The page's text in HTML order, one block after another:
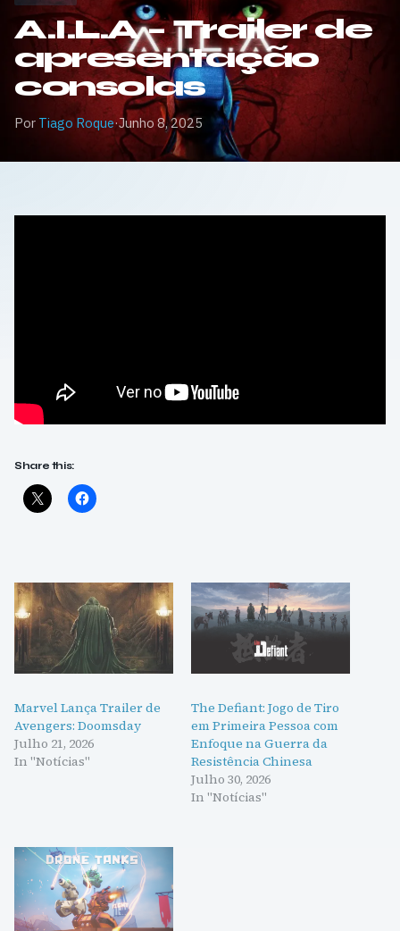
A.I.L.A – Trailer de
apresentação
consolas
Por Tiago Roque·Junho 8, 2025
Share this:
Marvel Lança Trailer de
Avengers: Doomsday
Julho 21, 2026
In "Notícias"
The Defiant: Jogo de Tiro
em Primeira Pessoa com
Enfoque na Guerra da
Resistência Chinesa
Julho 30, 2026
In "Notícias"